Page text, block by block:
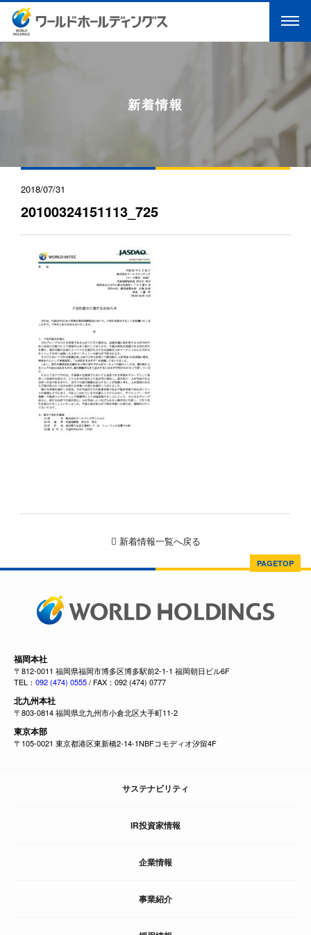
新着情報
2018/07/31
20100324151113_725
新着情報一覧へ戻る
PAGETOP
福岡本社
〒812-0011 福岡県福岡市博多区博多駅前2-1-1 福岡朝日ビル6F
TEL： 092 (474) 0555/ FAX：092 (474) 0777
北九州本社
〒803-0814 福岡県北九州市小倉北区大手町11-2
東京本部
〒105-0021 東京都港区東新橋2-14-1NBFコモディオ汐留4F
サステナビリティ
IR投資家情報
企業情報
事業紹介